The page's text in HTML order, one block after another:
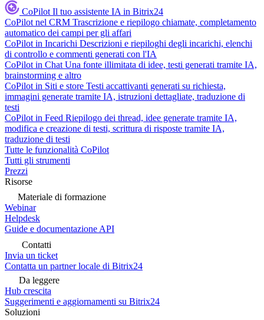
CoPilot Il tuo assistente IA in Bitrix24
CoPilot nel CRM Trascrizione e riepilogo chiamate, completamento
automatico dei campi per gli affari
CoPilot in Incarichi Descrizioni e riepiloghi degli incarichi, elenchi
di controllo e commenti generati con l'IA
CoPilot in Chat Una fonte illimitata di idee, testi generati tramite IA,
brainstorming e altro
CoPilot in Siti e store Testi accattivanti generati su richiesta,
immagini generate tramite IA, istruzioni dettagliate, traduzione di
testi
CoPilot in Feed Riepilogo dei thread, idee generate tramite IA,
modifica e creazione di testi, scrittura di risposte tramite IA,
traduzione di testi
Tutte le funzionalità CoPilot
Tutti gli strumenti
Prezzi
Risorse
Materiale di formazione
Webinar
Helpdesk
Guide e documentazione API
Contatti
Invia un ticket
Contatta un partner locale di Bitrix24
Da leggere
Hub crescita
Suggerimenti e aggiornamenti su Bitrix24
Soluzioni